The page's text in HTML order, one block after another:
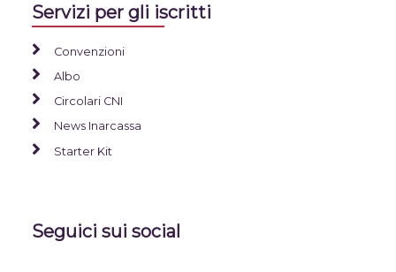
Servizi per gli iscritti
Convenzioni
Albo
Circolari CNI
News Inarcassa
Starter Kit
Seguici sui social